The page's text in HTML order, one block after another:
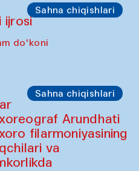
Sahna chiqishlari
ijrosi
do'koni
Sahna chiqishlari
Arundhati
filarmoniyasining
va